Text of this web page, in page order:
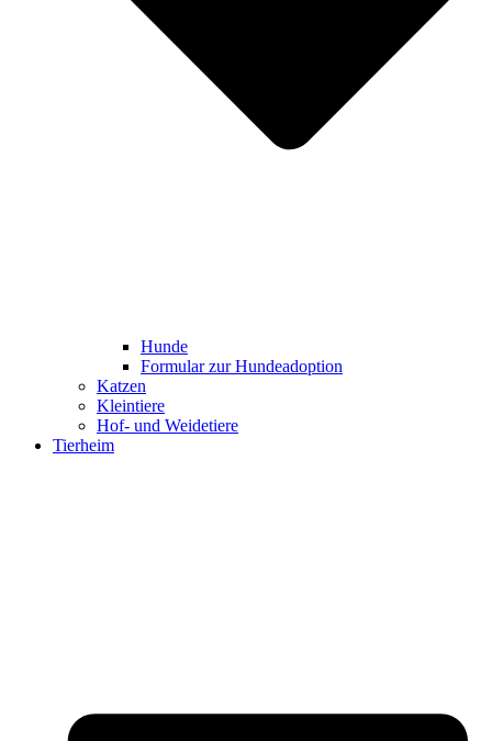
Hunde
Formular zur Hundeadoption
Katzen
Kleintiere
Hof- und Weidetiere
Tierheim